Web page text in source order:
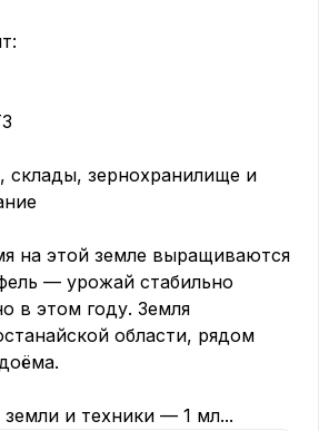
склады, зернохранилище и
на этой земле выращиваются
— урожай стабильно
в этом году. Земля
области, рядом
и техники — 1 мл...